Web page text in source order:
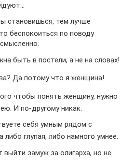
становишься, тем лучше
беспокоиться по поводу
быть в постели, а не на словах!
Да потому что я женщина!
чтобы понять женщину, нужно
И по-другому никак.
себя умным рядом с
глупая, либо намного умнее.
выйти замуж за олигарха, но не